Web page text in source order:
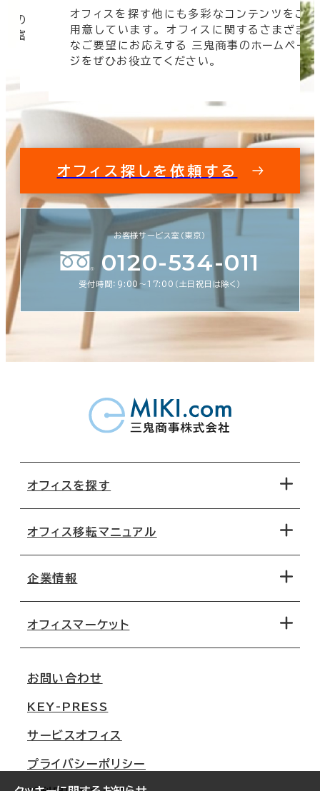
の
豊富
オフィスを探す他にも多彩なコンテンツをご
用意しています。 オフィスに関するさまざま
なご要望にお応えする 三鬼商事のホームペー
ジをぜひお役立てください。
オフィス探しを依頼する
お客様サービス室（東京）
0120-534-011
受付時間：9:00〜17:00（土日祝日は除く）
オフィスを探す
地図から探す
路線・駅から探す
オフィス移転マニュアル
移転コストシミュレーション
移転スケジュール
オフィス移転Q&A
企業情報
オフィスマーケット
大阪
名古屋
札幌
お問い合わせ
KEY-PRESS
サービスオフィス
プライバシーポリシー